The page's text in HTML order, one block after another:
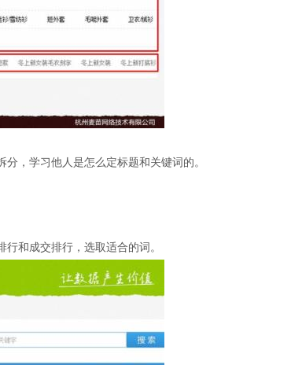
，学习他人是怎么定标题和关键词的。
和成交排行，选取适合的词。